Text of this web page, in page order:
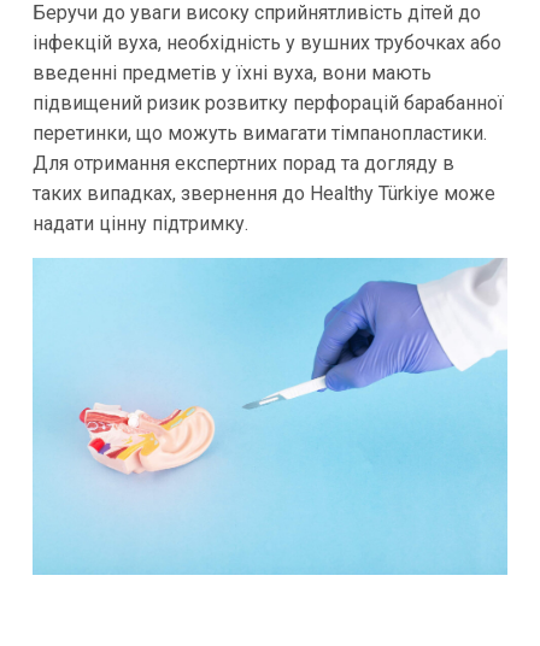
Беручи до уваги високу сприйнятливість дітей до
інфекцій вуха, необхідність у вушних трубочках або
введенні предметів у їхні вуха, вони мають
підвищений ризик розвитку перфорацій барабанної
перетинки, що можуть вимагати тімпанопластики.
Для отримання експертних порад та догляду в
таких випадках, звернення до Healthy Türkiye може
надати цінну підтримку.